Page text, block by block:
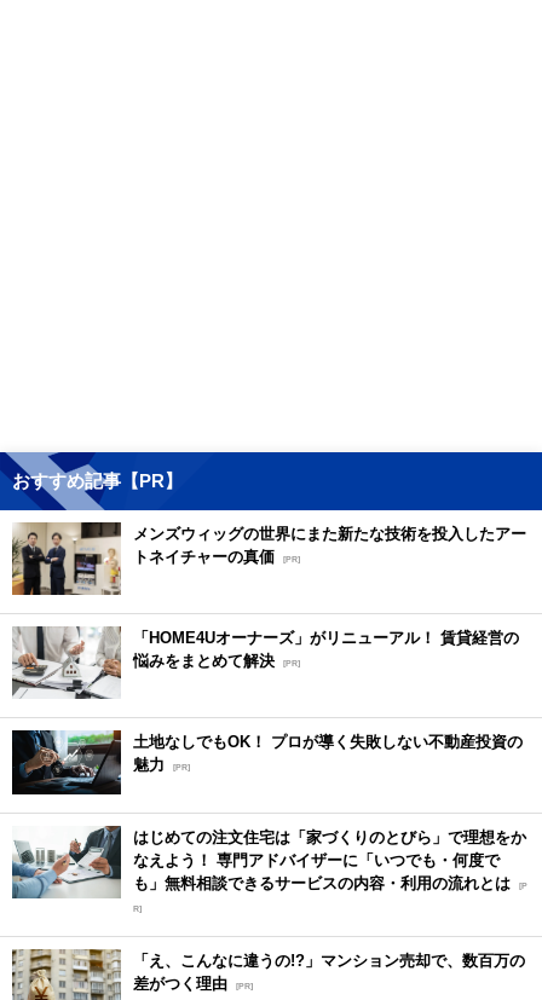
おすすめ記事【PR】
メンズウィッグの世界にまた新たな技術を投入したアー
トネイチャーの真価 [PR]
「HOME4Uオーナーズ」がリニューアル！ 賃貸経営の
悩みをまとめて解決 [PR]
土地なしでもOK！ プロが導く失敗しない不動産投資の
魅力
[PR]
はじめての注文住宅は「家づくりのとびら」で理想をか
なえよう！ 専門アドバイザーに「いつでも・何度で
も」無料相談できるサービスの内容・利用の流れとは [P
R]
「え、こんなに違うの!?」マンション売却で、数百万の
差がつく理由 [PR]